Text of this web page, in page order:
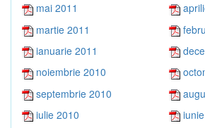
mai 2011
martie 2011
ianuarie 2011
noiembrie 2010
septembrie 2010
iulie 2010